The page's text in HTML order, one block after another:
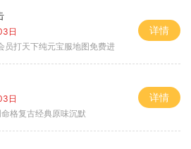
日
员打天下纯元宝服地图免费进
详情
日
格复古经典原味沉默
详情